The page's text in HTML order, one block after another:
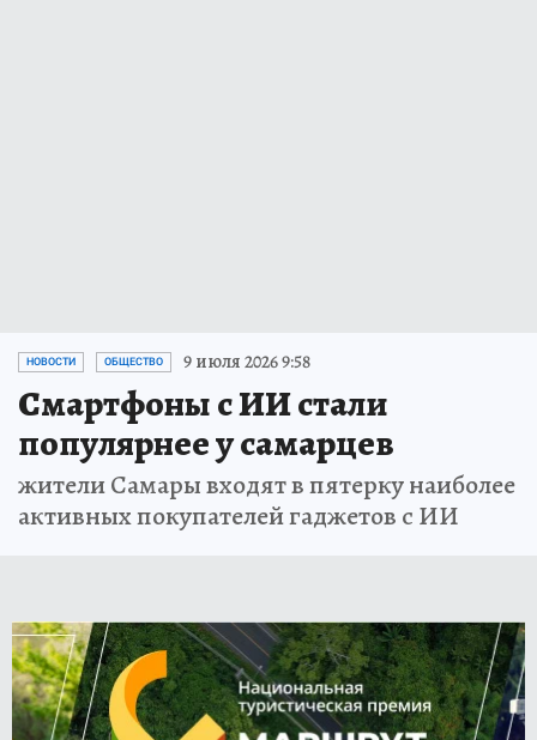
НОВОСТИ ОБЩЕСТВО 9 июля 2026 9:58
Смартфоны с ИИ стали
популярнее у самарцев
жители Самары входят в пятерку наиболее
активных покупателей гаджетов с ИИ